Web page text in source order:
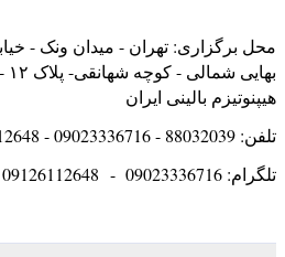
محل برگزاری: تهران - میدان ونک -
هیپنوتیزم بالینی ایران
تلفن: 88032039 - 09023336716 - 09126112648
تلگرام: 09023336716 - 09126112648